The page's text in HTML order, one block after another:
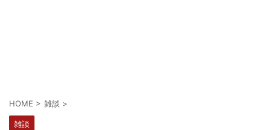
HOME > 雑談 >
雑談